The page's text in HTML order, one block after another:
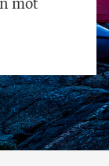
mot